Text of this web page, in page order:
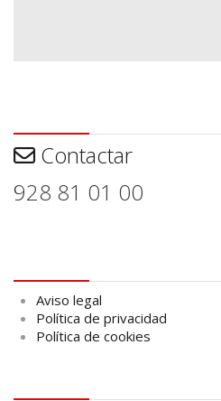
Contactar
928 81 01 00
Aviso legal
Política de privacidad
Política de cookies